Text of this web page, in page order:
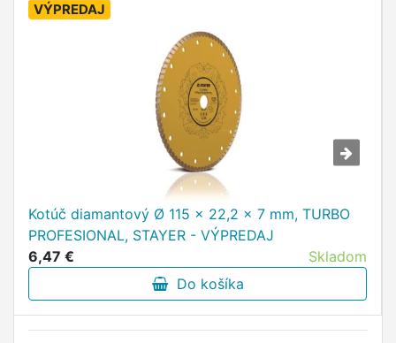
VÝPREDAJ
Kotúč diamantový Ø 115 x 22,2 x 7 mm, TURBO
PROFESIONAL, STAYER - VÝPREDAJ
6,47 €
Skladom
Do košíka